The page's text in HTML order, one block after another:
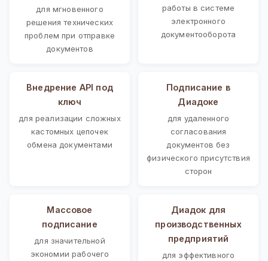
для мгновенного
решения технических
проблем при отправке
документов
работы в системе
электронного
документооборота
Внедрение API под
ключ
для реализации сложных
кастомных цепочек
обмена документами
Подписание в
Диадоке
для удаленного
согласования
документов без
физического присутствия
сторон
Массовое
подписание
для значительной
экономии рабочего
Диадок для
производственных
предприятий
для эффективного